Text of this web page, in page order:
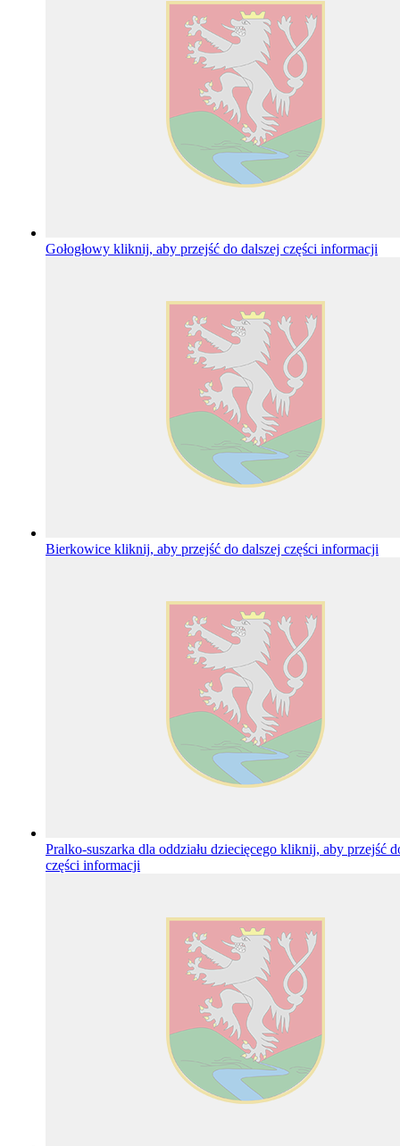
Gołogłowy kliknij, aby przejść do dalszej części informacji
Bierkowice kliknij, aby przejść do dalszej części informacji
Pralko-suszarka dla oddziału dziecięcego kliknij, aby przejść
części informacji